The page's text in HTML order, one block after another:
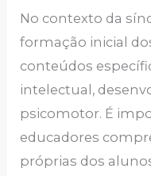
No contexto da
formação inicial
conteúdos
intelectual,
psicomotor. É
educadores
próprias dos